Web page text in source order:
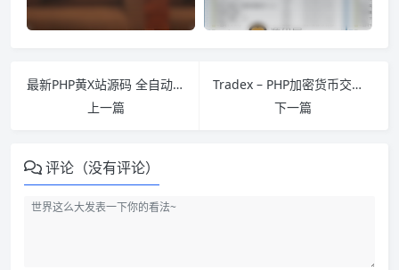
最新PHP黄X站源码 全自动采集整站源码 附带两套模板 价值300元
上一篇
Tradex – PHP加密货币交易平台系统
下一篇
评论（没有评论）